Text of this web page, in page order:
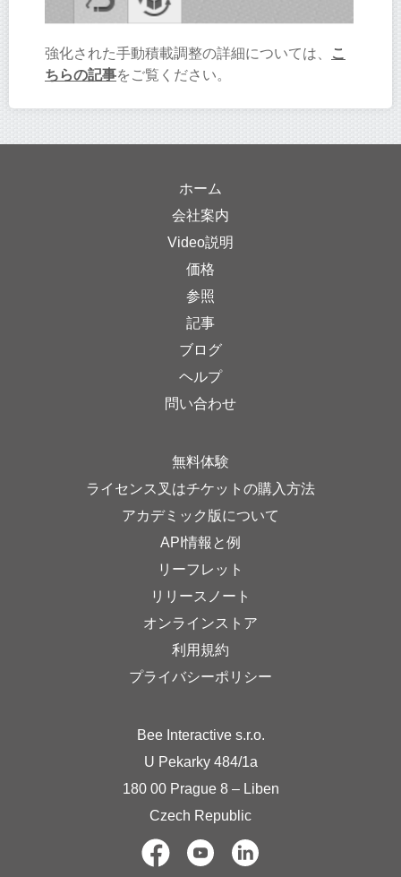
強化された手動積載調整の詳細については、
こ
ちらの記事をご覧ください。
ホーム
会社案内
Video説明
価格
参照
記事
ブログ
ヘルプ
問い合わせ
無料体験
ライセンス叉はチケットの購入方法
アカデミック版について
API情報と例
リーフレット
リリースノート
オンラインストア
利用規約
プライバシーポリシー
Bee Interactive s.r.o.
U Pekarky 484/1a
180 00 Prague 8 – Liben
Czech Republic